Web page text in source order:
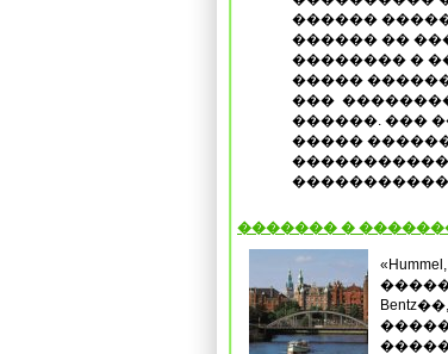
������
������ ��
�������� �
�����
���
������. ���
�����
������� �